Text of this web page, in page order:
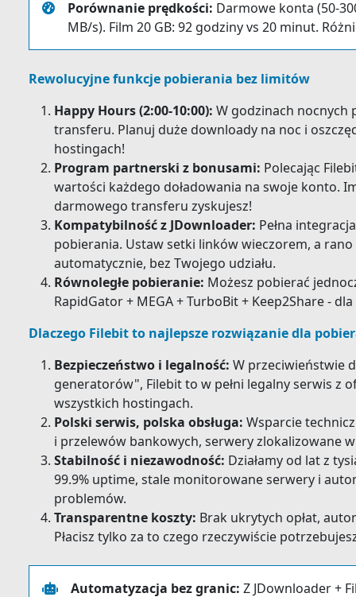
Porównanie prędkości: Darmowe konta (50-
MB/s). Film 20 GB: 92 godziny vs 20 minut.
Rewolucyjne funkcje pobierania bez limitów
Happy Hours (2:00-10:00): W godzinach nocnych
transferu. Planuj duże downloady na noc i
hostingach!
Program partnerski z bonusami: Polecając
wartości każdego doładowania na swoje konto.
darmowego transferu zyskujesz!
Kompatybilność z JDownloader: Pełna
pobierania. Ustaw setki linków wieczorem, a
automatycznie, bez Twojego udziału.
Równoległe pobieranie: Możesz pobierać
RapidGator + MEGA + TurboBit + Keep2Share -
Dlaczego Filebit to najlepsze rozwiązanie dla
Bezpieczeństwo i legalność: W przeciwieństwie
generatorów", Filebit to w pełni legalny serwis z
wszystkich hostingach.
Polski serwis, polska obsługa: Wsparcie
i przelewów bankowych, serwery zlokalizowane
Stabilność i niezawodność: Działamy od lat z
99.9% uptime, stale monitorowane serwery i
problemów.
Transparentne koszty: Brak ukrytych opłat,
Płacisz tylko za to czego rzeczywiście
Automatyzacja bez granic: Z JDownloader +